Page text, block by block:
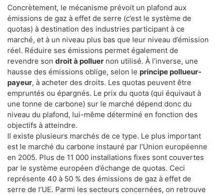
Concrètement, le mécanisme prévoit un plafond aux
émissions de gaz à effet de serre (c’est le système de
quotas) à destination des industries participant à ce
marché, et à un niveau plus bas que leur niveau d’émission
réel. Réduire ses émissions permet également de
revendre son droit à polluer non utilisé. À l’inverse, une
hausse des émissions oblige, selon le principe pollueur-
payeur, à acheter des droits. Les quotas peuvent être
empruntés ou épargnés. Le prix du quota (qui équivaut à
une tonne de carbone) sur le marché dépend donc du
niveau du plafond, lui-même déterminé en fonction des
objectifs à atteindre.
Il existe plusieurs marchés de ce type. Le plus important
est le marché du carbone instauré par l’Union européenne
en 2005. Plus de 11 000 installations fixes sont couvertes
par le système européen d’échange de quotas. Ceci
représente 40 à 50 % des émissions de gaz à effet de
serre de l’UE. Parmi les secteurs concernées, on retrouve